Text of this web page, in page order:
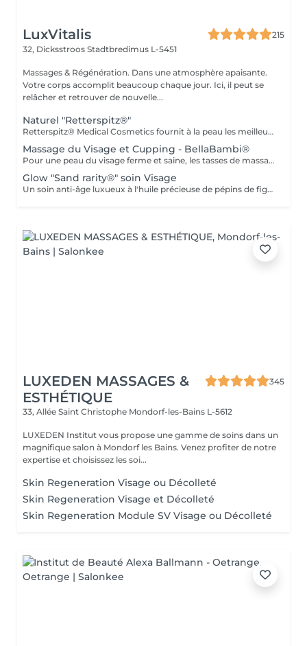
LuxVitalis
215
32, Dicksstroos Stadtbredimus L-5451
Massages & Régénération. Dans une atmosphère apaisante.
Votre corps accomplit beaucoup chaque jour. Ici, il peut se
relâcher et retrouver de nouvelle...
Naturel "Retterspitz®"
Retterspitz® Medical Cosmetics fournit à la peau les meilleurs produits et ingrédients de soins naturels. Le savoir traditionnel garantit une peau éclatante. Une peau bien soignée est une belle peau. Un teint frais et éclatant n'est pas une question d'âge, mais de soin. La peau est approvisionnée avec les meilleurs ingrédients de soin et des ingrédients naturels tels que le Q10, la provitamine B5, l'urée, des huiles précieuses et des extraits de plantes sélectionnés. Pour Retterspitz, un soin constant signifie également éviter systématiquement les additifs artificiels tels que les agents odorants, les émulsifiants critiques, les composants d'origine animale, les nanoparticules, les conservateurs inutiles, les microplastiques et bien plus encore... Nettoyage, gommage, massage du visage, soin final.
Massage du Visage et Cupping - BellaBambi®
Pour une peau du visage ferme et saine, les tasses de massage de BellaBambi® offrent un effet liftant naturel et une stimulation profonde et peuvent être utilisées aussi bien par les femmes que par les hommes pour garder la peau du visage en pleine forme. Cette application stimule la circulation sanguine, élimine les toxines et, lorsqu'elle est utilisée régulièrement, augmente l'élasticité de la peau du visage pour un effet liftant naturel. Tirer doucement sur la peau stimule également la production de collagène et soulage les tensions dans les muscles du visage. Il ouvre également les pores afin que les produits de soin puissent être encore mieux absorbés. Nettoyage, massage avec produit de soin et ventouses, soin final.
Glow "Sand rarity®" soin Visage
Un soin anti-âge luxueux à l'huile précieuse de pépins de figue de Barbarie régénère et laisse un teint éclatant de fraîcheur. Comprend un nettoyant, un masque, un sérum contour des yeux et une crème de finition. Ingrédients naturels et certifiés : 99 % d'origine naturelle, enrichis en huiles végétales précieuses et certifiés Cosmos Natural, gage d'une qualité irréprochable et de pratiques éthiques.
LUXEDEN MASSAGES &
ESTHÉTIQUE
345
33, Allée Saint Christophe Mondorf-les-Bains L-5612
LUXEDEN Institut vous propose une gamme de soins dans un
magnifique salon à Mondorf les Bains. Venez profiter de notre
expertise et choisissez les soi...
Skin Regeneration Visage ou Décolleté
Skin Regeneration Visage et Décolleté
Skin Regeneration Module SV Visage ou Décolleté